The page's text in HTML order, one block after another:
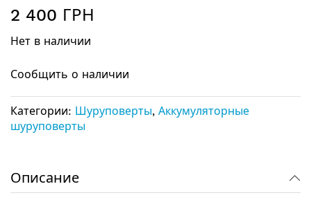
к
галереи
2 400 ГРН
Нет в наличии
Сообщить о наличии
Категории: Шуруповерты, Аккумуляторные
шуруповерты
Описание